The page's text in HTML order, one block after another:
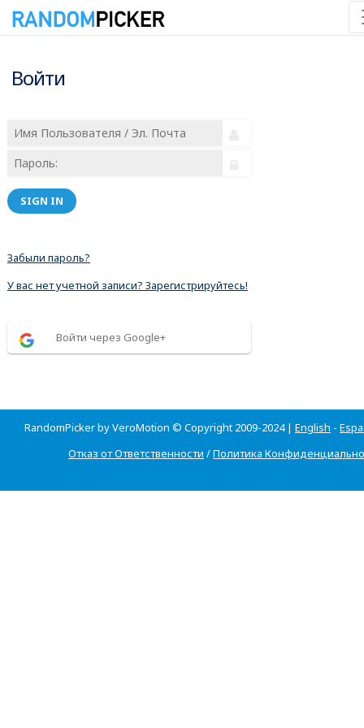
Войти
SIGN IN
Забыли пароль?
У вас нет учетной записи? Зарегистрируйтесь!
Войти через Google+
RandomPicker by VeroMotion © Copyright 2009-2024 | English -
Отказ от Ответственности /Политика